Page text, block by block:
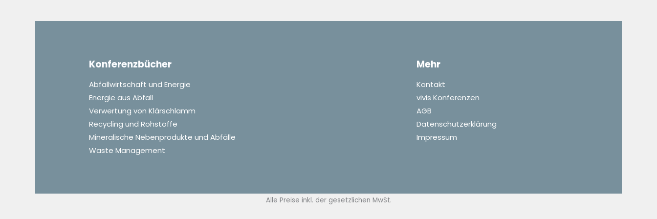
Konferenzbücher
Abfallwirtschaft und Energie
Energie aus Abfall
Verwertung von Klärschlamm
Recycling und Rohstoffe
Mineralische Nebenprodukte und Abfälle
Waste Management
Mehr
Kontakt
vivis Konferenzen
AGB
Datenschutzerklärung
Impressum
Alle Preise inkl. der gesetzlichen MwSt.